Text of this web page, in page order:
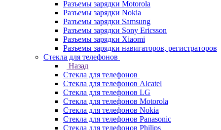
Разъемы зарядки Motorola
Разъемы зарядки Nokia
Разъемы зарядки Samsung
Разъемы зарядки Sony Ericsson
Разъемы зарядки Xiaomi
Разъемы зарядки навигаторов, регистраторов
Стекла для телефонов
Назад
Стекла для телефонов
Стекла для телефонов Alcatel
Стекла для телефонов LG
Стекла для телефонов Motorola
Стекла для телефонов Nokia
Стекла для телефонов Panasonic
Стекла для телефонов Philips